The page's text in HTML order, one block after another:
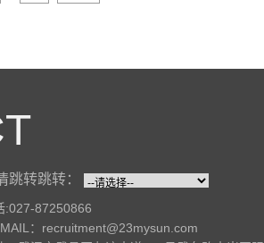
跳转跳转：
:027-87250866
：recruitment@23mysun.com